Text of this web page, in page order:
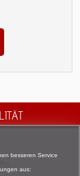
besseren Service
aus: